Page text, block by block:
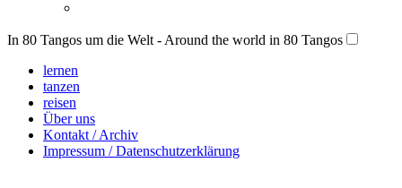
In 80 Tangos um die Welt - Around the world in 80 Tangos
lernen
tanzen
reisen
Über uns
Kontakt / Archiv
Impressum / Datenschutzerklärung